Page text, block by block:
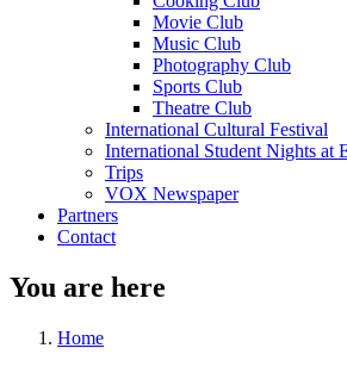
Movie Club
Music Club
Photography Club
Sports Club
Theatre Club
International Cultural Festival
International Student Nights at
Trips
VOX Newspaper
Partners
Contact
You are here
Home